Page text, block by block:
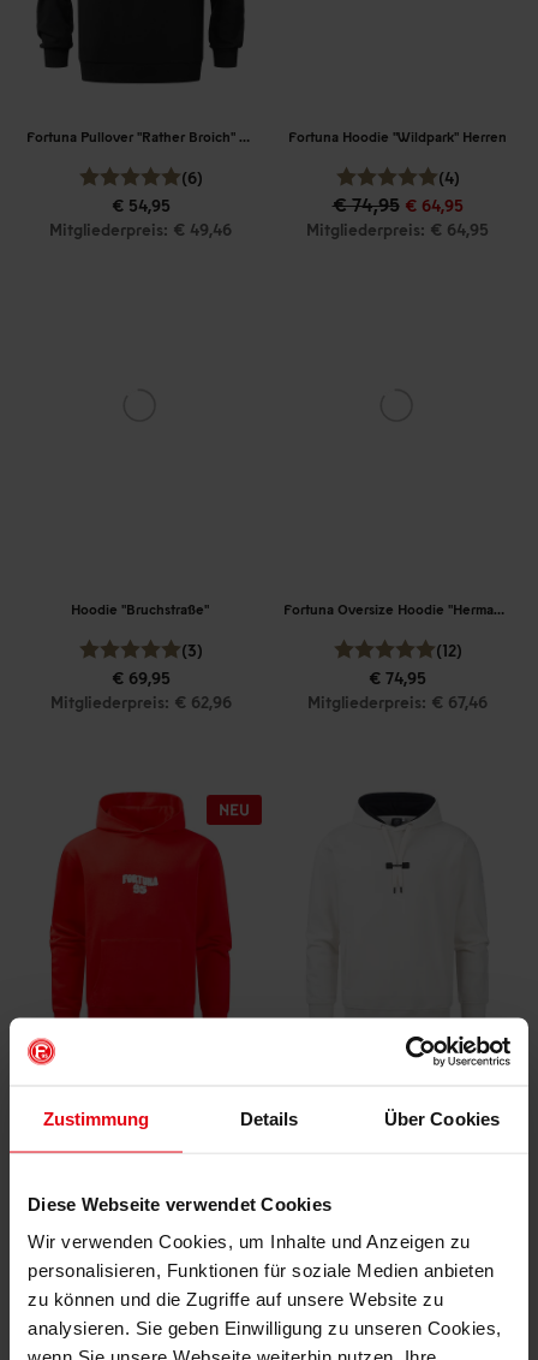
Zustimmung Details Über Cookies
Diese Webseite verwendet Cookies
Wir verwenden Cookies, um Inhalte und Anzeigen zu
personalisieren, Funktionen für soziale Medien anbieten
zu können und die Zugriffe auf unsere Website zu
analysieren. Sie geben Einwilligung zu unseren Cookies,
Fortuna Pullover "Rather Broich" Herren
(6)
€ 54,95
Mitgliederpreis: € 49,46
Fortuna Hoodie "Wildpark" Herren
(4)
€ 74,95 € 64,95
Mitgliederpreis: € 64,95
Hoodie "Bruchstraße"
(3)
€ 69,95
Mitgliederpreis: € 62,96
Fortuna Oversize Hoodie "Hermannplatz"
(12)
€ 74,95
Mitgliederpreis: € 67,46
€ 79,95
(5)